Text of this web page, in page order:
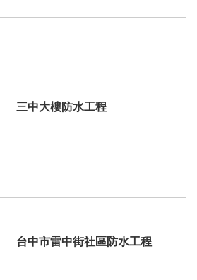
三中大樓防水工程
台中市雷中街社區防水工程